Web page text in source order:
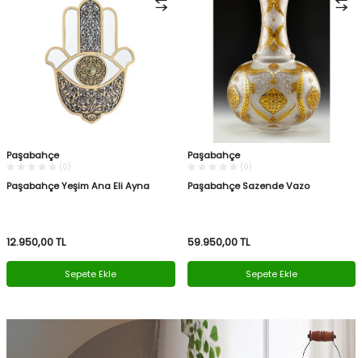
Paşabahçe
(0)
Paşabahçe Yeşim Ana Eli Ayna
12.950,00TL
Sepete Ekle
Paşabahçe
(0)
Paşabahçe Sazende Vazo
59.950,00TL
Sepete Ekle